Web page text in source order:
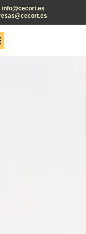
info@cecort.es